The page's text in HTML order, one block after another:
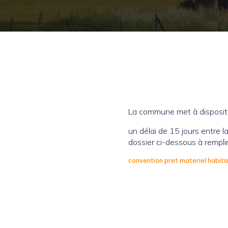
La commune met à
un délai de 15 jours entre
dossier ci-dessous à
convention pret materiel